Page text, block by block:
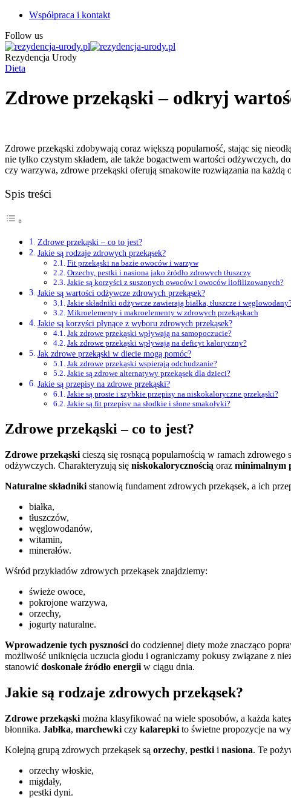
Współpraca i kontakt
Follow us
Rezydencja Urody
Dieta
Zdrowe przekąski – odkryj
Zdrowe przekąski zdobywają coraz większą popularność, stając się
nie tylko czystym składem, ale także bogactwem wartości odżywczych,
czy warzywa, zdrowe przekąski oferują smakowite rozwiązania na
Spis treści
Zdrowe przekąski – co to jest?
Jakie są rodzaje zdrowych przekąsek?
Fit przekąski na bazie owoców i warzyw
Orzechy, pestki i nasiona jako źródło zdrowych tłuszczy
Jakie są korzyści z suszonych owoców i owoców liofilizowanych?
Jakie są wartości odżywcze zdrowych przekąsek?
Jakie składniki odżywcze zawierają białka, tłuszcze i
Mikroelementy i makroelementy w zdrowych przekąskach
Jakie są korzyści płynące z wyboru zdrowych przekąsek?
Jak zdrowe przekąski wpływają na samopoczucie?
Jak zdrowe przekąski wpływają na deficyt kaloryczny?
Jak zdrowe przekąski w diecie mogą pomóc?
Jak zdrowe przekąski wspierają odchudzanie?
Jakie są zdrowe alternatywy przekąsek dla dzieci?
Jakie są przepisy na zdrowe przekąski?
Jakie są proste i szybkie przepisy na niskokaloryczne przekąski?
Jakie są fit przepisy na słodkie i słone smakołyki?
Zdrowe przekąski – co to jest?
Zdrowe przekąski cieszą się rosnącą popularnością w ramach
odżywczych. Charakteryzują się niskokalorycznością oraz minimalnym
Naturalne składniki stanowią fundament zdrowych przekąsek, a ich
białka,
tłuszczów,
węglowodanów,
witamin,
minerałów.
Wśród przykładów zdrowych przekąsek znajdziemy:
świeże owoce,
pokrojone warzywa,
orzechy,
jogurty naturalne.
Wprowadzenie tych pyszności do codziennej diety może znacząco
możliwość uniknięcia uczucia głodu i ograniczamy pokusy związane z
stanowić doskonałe źródło energii w ciągu dnia.
Jakie są rodzaje zdrowych przekąsek?
Zdrowe przekąski można klasyfikować na wiele sposobów, a każda
błonnika. Jabłka, marchewki czy kalarepki to świetne propozycje na
Kolejną grupą zdrowych przekąsek są orzechy, pestki i nasiona. Te
orzechy włoskie,
migdały,
pestki dyni.